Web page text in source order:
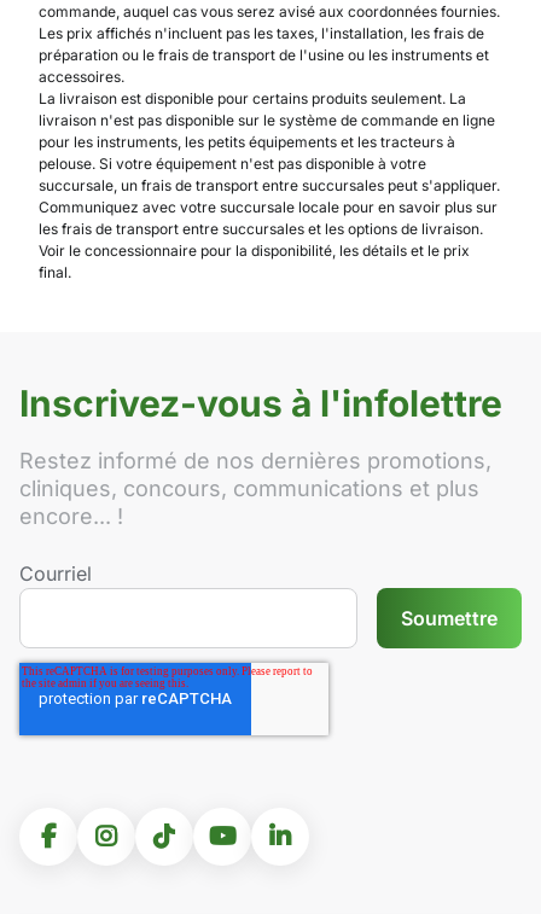
commande, auquel cas vous serez avisé aux coordonnées fournies.
Les prix affichés n'incluent pas les taxes, l'installation, les frais de
préparation ou le frais de transport de l'usine ou les instruments et
accessoires.
La livraison est disponible pour certains produits seulement. La
livraison n'est pas disponible sur le système de commande en ligne
pour les instruments, les petits équipements et les tracteurs à
pelouse. Si votre équipement n'est pas disponible à votre
succursale, un frais de transport entre succursales peut s'appliquer.
Communiquez avec votre succursale locale pour en savoir plus sur
les frais de transport entre succursales et les options de livraison.
Voir le concessionnaire pour la disponibilité, les détails et le prix
final.
Inscrivez-vous à l'infolettre
Restez informé de nos dernières promotions,
cliniques, concours, communications et plus
encore... !
Courriel